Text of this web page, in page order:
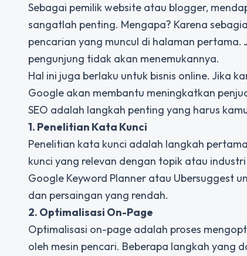
Sebagai pemilik website atau blogger,
sangatlah penting. Mengapa? Karena
pencarian yang muncul di halaman pertama.
pengunjung tidak akan menemukannya.
Hal ini juga berlaku untuk bisnis online. Jika
Google akan membantu meningkatkan
SEO adalah langkah penting yang harus
1. Penelitian Kata Kunci
Penelitian kata kunci adalah langkah
kunci yang relevan dengan topik atau
Google Keyword Planner atau Ubersuggest
dan persaingan yang rendah.
2. Optimalisasi On-Page
Optimalisasi on-page adalah proses
oleh mesin pencari. Beberapa langkah yang